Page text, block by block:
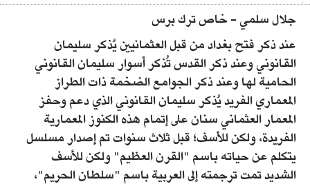
جلال سلمي - خاص ترك برس
عند ذكر فتح بغداد من قبل العثمانيين يُذكر سليمان
القانوني وعند ذكر القدس تُذكر أسوار سليمان القانوني
الحامية لها وعند ذكر الجوامع الضخمة ذات الطراز
المعماري الفريد يُذكر سليمان القانوني الذي دعم وحفز
المعمار العثماني سنان على إتمام هذه الكنوز المعمارية
الفريدة، ولكن للأسف؛ قبل ثلاث سنوات تم إصدار مسلسل
يتكلم عن حياته باسم "القرن العظيم" ولكن للأسف
الشديد تمت ترجمته إلى العربية باسم "سلطان الحريم"،